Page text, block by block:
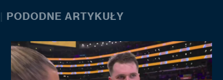
| PODODNE ARTYKUŁY